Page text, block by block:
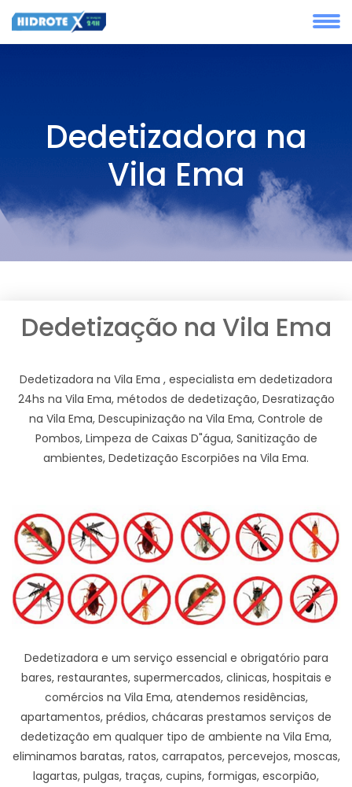
Dedetizadora na
Vila Ema
Dedetização na Vila Ema
Dedetizadora na Vila Ema , especialista em dedetizadora
24hs na Vila Ema, métodos de dedetização, Desratização
na Vila Ema, Descupinização na Vila Ema, Controle de
Pombos, Limpeza de Caixas D"água, Sanitização de
ambientes, Dedetização Escorpiões na Vila Ema.
Dedetizadora e um serviço essencial e obrigatório para
bares, restaurantes, supermercados, clinicas, hospitais e
comércios na Vila Ema, atendemos residências,
apartamentos, prédios, chácaras prestamos serviços de
dedetização em qualquer tipo de ambiente na Vila Ema,
eliminamos baratas, ratos, carrapatos, percevejos, moscas,
lagartas, pulgas, traças, cupins, formigas, escorpião,